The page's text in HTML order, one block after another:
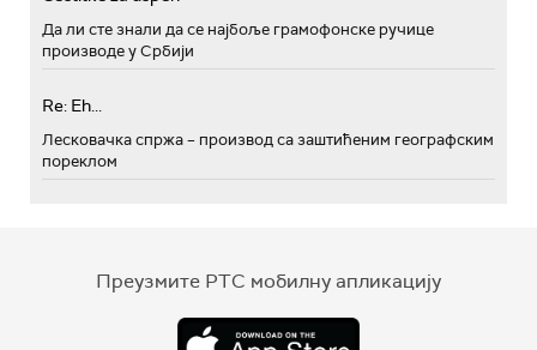
Да ли сте знали да се најбоље грамофонске ручице
производе у Србији
Re: Eh...
Лесковачка спржа – производ са заштићеним географским
пореклом
Преузмите РТС мобилну апликацију